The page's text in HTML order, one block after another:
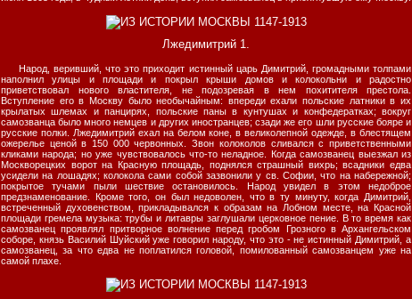
Лжедимитрий 1.
Народ, веривший, что это приходит истинный царь Димитрий, громадными толпами
наполнил улицы и площади и покрыл крыши домов и колокольни и радостно
приветствовал нового властителя, не подозревая в нем похитителя престола.
Вступление его в Москву было необычайным: впереди ехали польские латники в их
крылатых шлемах и панцирях, польские паны в кунтушах и конфедератках; вокруг
самозванца было много немцев и других иностранцев; сзади же его шли русские бояре и
русские полки. Лжедимитрий ехал на белом коне, в великолепной одежде, в блестящем
ожерелье ценой в 150 000 червонных. Звон колоколов сливался с приветственными
кликами народа; но уже чувствовалось что-то неладное. Когда самозванец выезжал из
Москворецких ворот на Красную площадь, поднялся страшный вихрь; всадники едва
усидели на лошадях; колокола сами собой зазвонили у св. Софии, что на набережной;
покрытое тучами пыли шествие остановилось. Народ увидел в этом недоброе
предзнаменование. Кроме того, он был недоволен, что в ту минуту, когда Димитрий,
встреченный духовенством, прикладывался к образам на Лобном месте, на Красной
площади гремела музыка: трубы и литавры заглушали церковное пение. В то время как
самозванец проявлял притворное волнение перед гробом Грозного в Архангельском
соборе, князь Василий Шуйский уже говорил народу, что это - не истинный Димитрий, а
самозванец, за что едва не поплатился головой, помилованный самозванцем уже на
самой плахе.